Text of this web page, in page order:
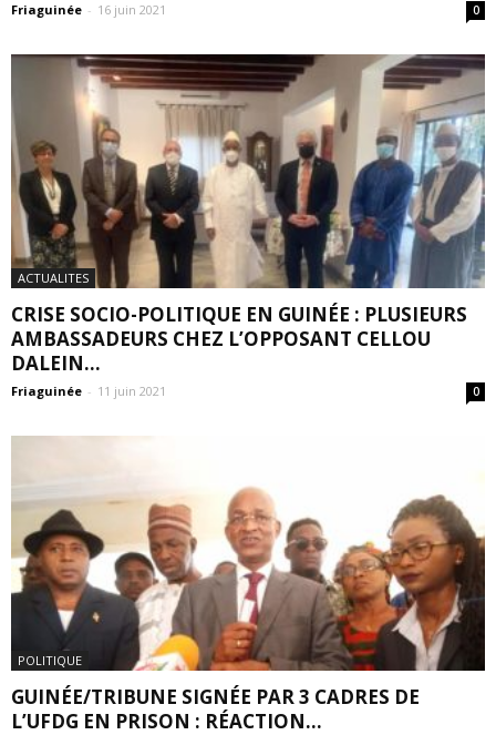
Friaguinée - 16 juin 2021 0
ACTUALITES
CRISE SOCIO-POLITIQUE EN GUINÉE : PLUSIEURS
AMBASSADEURS CHEZ L’OPPOSANT CELLOU
DALEIN...
Friaguinée - 11 juin 2021 0
POLITIQUE
GUINÉE/TRIBUNE SIGNÉE PAR 3 CADRES DE
L’UFDG EN PRISON : RÉACTION...